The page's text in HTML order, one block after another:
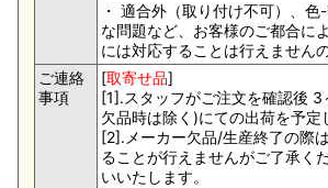
・ 適合外（取り付け不可）、
な問題など、お客様のご都合に
には対応することは行えません
ご連絡
事項
[取寄せ品]
[1].スタッフがご注文を確認後
欠品時は除く)にての出荷を予定
[2].メーカー欠品/生産終了の際
ることが行えませんがご了承く
いいたします。